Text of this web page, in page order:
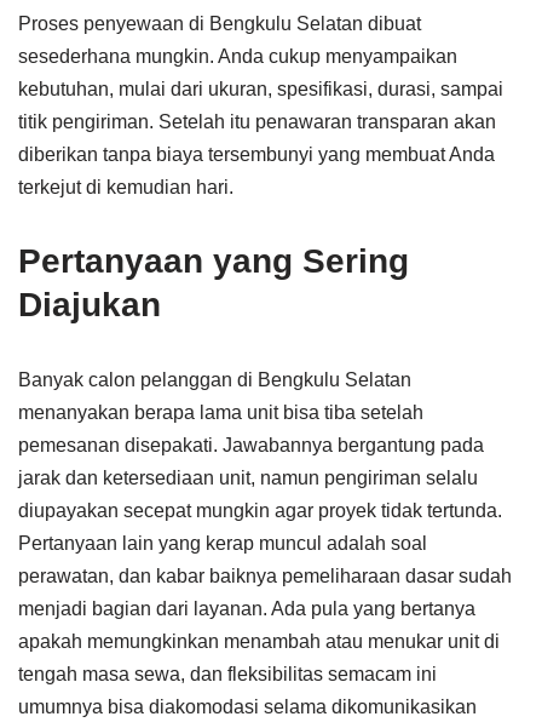
Proses penyewaan di Bengkulu Selatan dibuat
sesederhana mungkin. Anda cukup menyampaikan
kebutuhan, mulai dari ukuran, spesifikasi, durasi, sampai
titik pengiriman. Setelah itu penawaran transparan akan
diberikan tanpa biaya tersembunyi yang membuat Anda
terkejut di kemudian hari.
Pertanyaan yang Sering
Diajukan
Banyak calon pelanggan di Bengkulu Selatan
menanyakan berapa lama unit bisa tiba setelah
pemesanan disepakati. Jawabannya bergantung pada
jarak dan ketersediaan unit, namun pengiriman selalu
diupayakan secepat mungkin agar proyek tidak tertunda.
Pertanyaan lain yang kerap muncul adalah soal
perawatan, dan kabar baiknya pemeliharaan dasar sudah
menjadi bagian dari layanan. Ada pula yang bertanya
apakah memungkinkan menambah atau menukar unit di
tengah masa sewa, dan fleksibilitas semacam ini
umumnya bisa diakomodasi selama dikomunikasikan